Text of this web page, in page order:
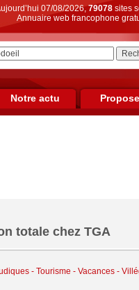
07/08/2026,79078sites
Annuaire web francophone
Notre actu
totale chez TGA
- Tourisme - Vacances -